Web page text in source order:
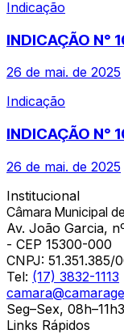
Indicação
INDICAÇÃO N°
26 de mai. de 2025
Indicação
INDICAÇÃO N°
26 de mai. de 2025
Institucional
Câmara Municipal
Av. João Garcia,
- CEP 15300-000
CNPJ: 51.351.385/
Tel: (17) 3832-1113
Seg–Sex,
Links Rápidos